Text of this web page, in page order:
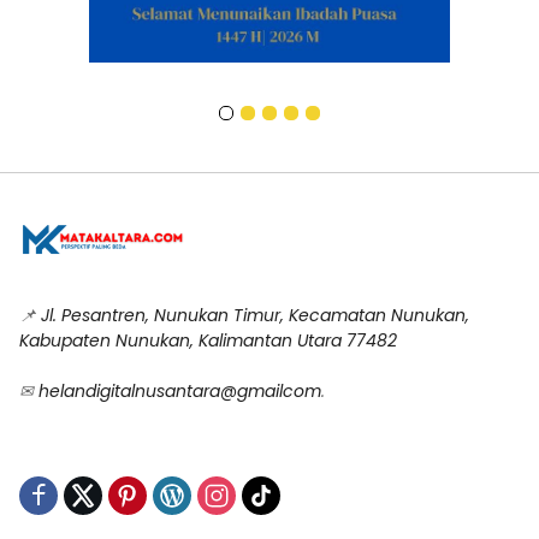
📌 Jl. Pesantren, Nunukan Timur, Kecamatan Nunukan,
Kabupaten Nunukan, Kalimantan Utara 77482
✉ helandigitalnusantara@gmailcom.